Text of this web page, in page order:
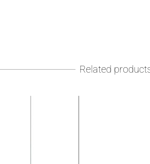
Related